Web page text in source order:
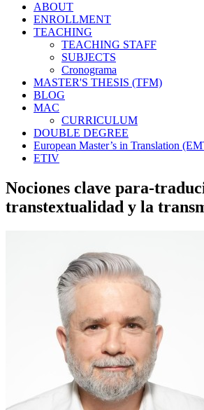
ABOUT
ENROLLMENT
TEACHING
TEACHING STAFF
SUBJECTS
Cronograma
MASTER'S THESIS (TFM)
BLOG
MAC
CURRICULUM
DOUBLE DEGREE
European Master’s in Translation
ETIV
Nociones clave para-
transtextualidad y la